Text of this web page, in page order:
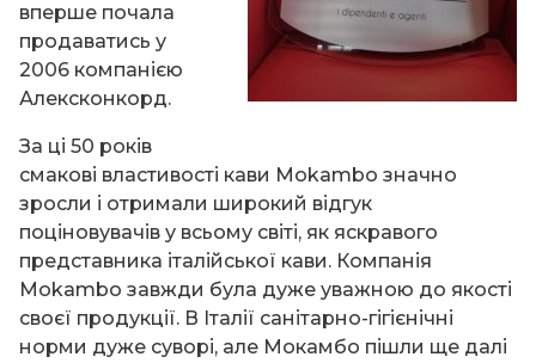
вперше почала
продаватись у
2006 компанією
Алексконкорд.
За ці 50 років
смакові властивості кави Mokambo значно
зросли і отримали широкий відгук
поціновувачів у всьому світі, як яскравого
представника італійської кави. Компанія
Mokambo завжди була дуже уважною до якості
своєї продукції. В Італії санітарно-гігієнічні
норми дуже суворі, але Мокамбо пішли ще далі